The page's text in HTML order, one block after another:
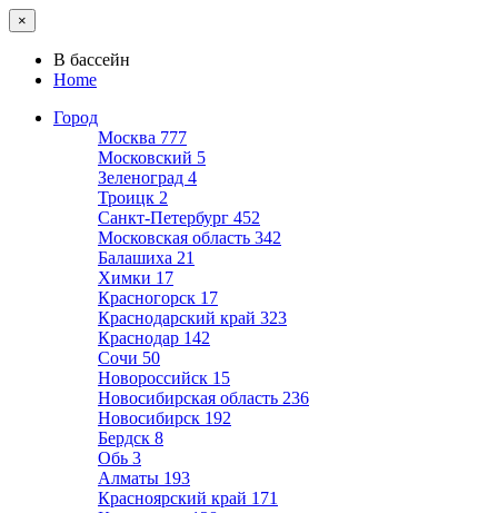
×
В бассейн
Home
Город
Москва 777
Московский 5
Зеленоград 4
Троицк 2
Санкт-Петербург 452
Московская область 342
Балашиха 21
Химки 17
Красногорск 17
Краснодарский край 323
Краснодар 142
Сочи 50
Новороссийск 15
Новосибирская область 236
Новосибирск 192
Бердск 8
Обь 3
Алматы 193
Красноярский край 171